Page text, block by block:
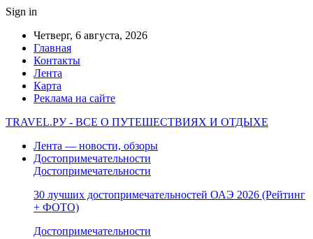
Sign in
Четверг, 6 августа, 2026
Главная
Контакты
Лента
Карта
Реклама на сайте
TRAVEL.РУ - ВСЕ О ПУТЕШЕСТВИЯХ И ОТДЫХЕ
Лента — новости, обзоры
Достопримечательности
Достопримечательности
30 лучших достопримечательностей ОАЭ 2026 (Рейтинг
+ ФОТО)
Достопримечательности